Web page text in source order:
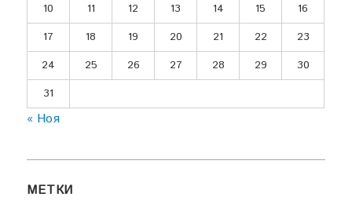
10
11 12 13 14 15
16
17
18 19 20 21 22
23
24
25 26 27 28 29
30
31
« Ноя
МЕТКИ